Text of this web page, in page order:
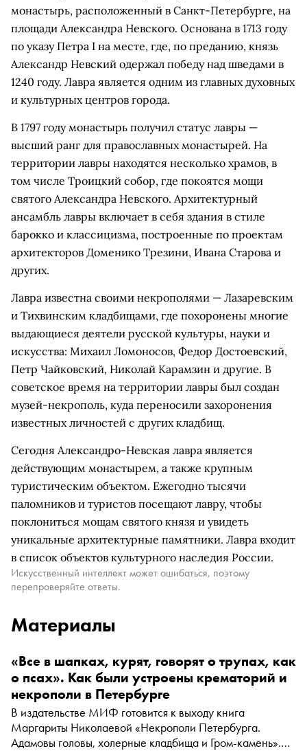
монастырь, расположенный в Санкт-Петербурге, на
площади Александра Невского. Основана в 1713 году
по указу Петра I на месте, где, по преданию, князь
Александр Невский одержал победу над шведами в
1240 году. Лавра является одним из главных духовных
и культурных центров города.
В 1797 году монастырь получил статус лавры —
высший ранг для православных монастырей. На
территории лавры находятся несколько храмов, в
том числе Троицкий собор, где покоятся мощи
святого Александра Невского. Архитектурный
ансамбль лавры включает в себя здания в стиле
барокко и классицизма, построенные по проектам
архитекторов Доменико Трезини, Ивана Старова и
других.
Лавра известна своими некрополями — Лазаревским
и Тихвинским кладбищами, где похоронены многие
выдающиеся деятели русской культуры, науки и
искусства: Михаил Ломоносов, Федор Достоевский,
Петр Чайковский, Николай Карамзин и другие. В
советское время на территории лавры был создан
музей-некрополь, куда переносили захоронения
известных личностей с других кладбищ.
Сегодня Александро-Невская лавра является
действующим монастырем, а также крупным
туристическим объектом. Ежегодно тысячи
паломников и туристов посещают лавру, чтобы
поклониться мощам святого князя и увидеть
уникальные архитектурные памятники. Лавра входит
в список объектов культурного наследия России.
Искусственный интеллект может ошибаться, поэтому
перепроверяйте ответы.
Материалы
«Все в шапках, курят, говорят о трупах, как
о псах». Как были устроены крематорий и
некрополи в Петербурге
В издательстве МИФ готовится к выходу книга
Маргариты Николаевой «Некрополи Петербурга.
Адамовы головы, холерные кладбища и Гром-камень».